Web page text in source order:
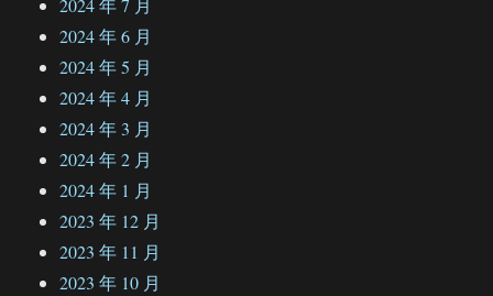
2024 年 7 月
2024 年 6 月
2024 年 5 月
2024 年 4 月
2024 年 3 月
2024 年 2 月
2024 年 1 月
2023 年 12 月
2023 年 11 月
2023 年 10 月